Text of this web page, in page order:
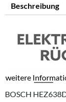
Beschreibung
weitere
BOSCH